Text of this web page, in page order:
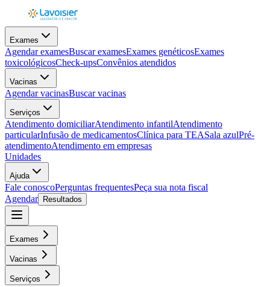
Exames
Agendar examesBuscar examesExames genéticosExames
toxicológicosCheck-upsConvênios atendidos
Vacinas
Agendar vacinasBuscar vacinas
Serviços
Atendimento domiciliarAtendimento infantilAtendimento
particularInfusão de medicamentosClínica para TEASala azulPré-
atendimentoAtendimento em empresas
Unidades
Ajuda
Fale conoscoPerguntas frequentesPeça sua nota fiscal
Agendar
Resultados
Exames
Vacinas
Serviços